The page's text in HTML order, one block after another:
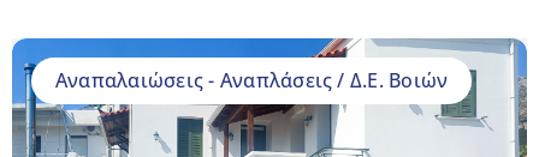
Aναπαλαιώσεις - Αναπλάσεις / Δ.Ε. Βοιών